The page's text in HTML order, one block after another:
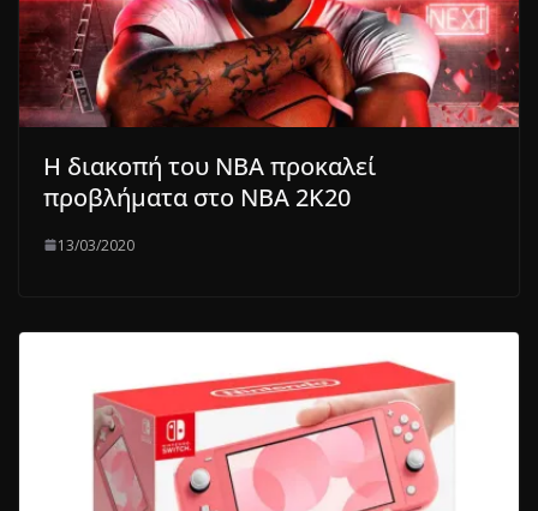
Η διακοπή του NBA προκαλεί
προβλήματα στο NBA 2K20
13/03/2020